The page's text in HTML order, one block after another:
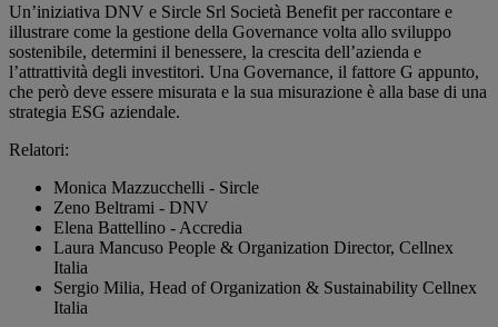
Un’iniziativa DNV e Sircle Srl Società Benefit per raccontare e
illustrare come la gestione della Governance volta allo sviluppo
sostenibile, determini il benessere, la crescita dell’azienda e
l’attrattività degli investitori. Una Governance, il fattore G appunto,
che però deve essere misurata e la sua misurazione è alla base di una
strategia ESG aziendale.
Relatori:
Monica Mazzucchelli - Sircle
Zeno Beltrami - DNV
Elena Battellino - Accredia
Laura Mancuso People & Organization Director, Cellnex
Italia
Sergio Milia, Head of Organization & Sustainability Cellnex
Italia